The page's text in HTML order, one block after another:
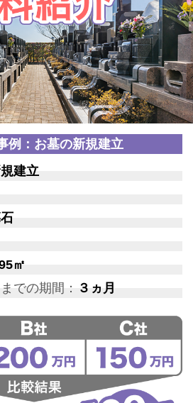
例：お墓の新規建立
建立
㎡
での期間： ３ヵ月